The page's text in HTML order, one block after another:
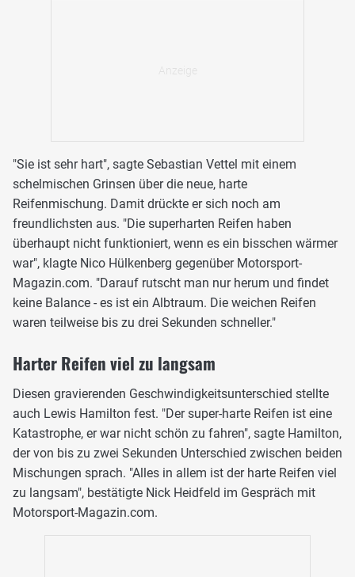
"Sie ist sehr hart", sagte Sebastian Vettel mit einem
schelmischen Grinsen über die neue, harte
Reifenmischung. Damit drückte er sich noch am
freundlichsten aus. "Die superharten Reifen haben
überhaupt nicht funktioniert, wenn es ein bisschen wärmer
war", klagte Nico Hülkenberg gegenüber Motorsport-
Magazin.com. "Darauf rutscht man nur herum und findet
keine Balance - es ist ein Albtraum. Die weichen Reifen
waren teilweise bis zu drei Sekunden schneller."
Harter Reifen viel zu langsam
Diesen gravierenden Geschwindigkeitsunterschied stellte
auch Lewis Hamilton fest. "Der super-harte Reifen ist eine
Katastrophe, er war nicht schön zu fahren", sagte Hamilton,
der von bis zu zwei Sekunden Unterschied zwischen beiden
Mischungen sprach. "Alles in allem ist der harte Reifen viel
zu langsam", bestätigte Nick Heidfeld im Gespräch mit
Motorsport-Magazin.com.